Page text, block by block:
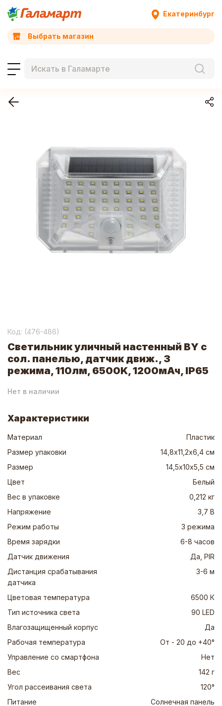
Екатеринбург
Выбрать магазин
Код: (476-486)
Светильник уличный настенный BY с
сол. панелью, датчик движ., 3
режима, 110лм, 6500K, 1200мАч, IP65
Нет в наличии
Характеристики
Материал
Пластик
Размер упаковки
14,8х11,2х6,4 см
Размер
14,5х10х5,5 см
Цвет
Белый
Вес в упаковке
0,212 кг
Напряжение
3,7 В
Режим работы
3 режима
Время зарядки
6-8 часов
Датчик движения
Да, PIR
Дистанция срабатывания
датчика
3-6 м
Цветовая температура
6500 К
Тип источника света
90 LED
Влагозащищенный корпус
Да
Рабочая температура
От - 20 до +40°
Управление со смартфона
Нет
Вес
142 г
Угол рассеивания света
120°
Питание
Солнечная панель